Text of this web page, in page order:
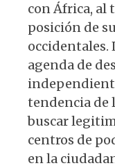
con África, al
posición de
occidentales.
agenda de
tendencia de
buscar
centros de
en la